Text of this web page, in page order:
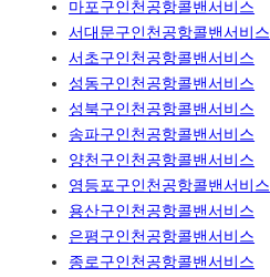
마포구인천공항콜밴서비스
서대문구인천공항콜밴서비스
서초구인천공항콜밴서비스
성동구인천공항콜밴서비스
성북구인천공항콜밴서비스
송파구인천공항콜밴서비스
양천구인천공항콜밴서비스
영등포구인천공항콜밴서비스
용산구인천공항콜밴서비스
은평구인천공항콜밴서비스
종로구인천공항콜밴서비스